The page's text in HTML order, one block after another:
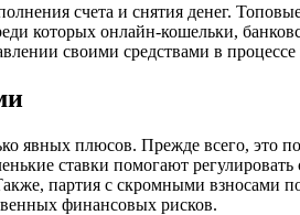
счета и снятия денег.
которых онлайн-кошельки,
своими средствами в
явных плюсов. Прежде всего, это
ставки помогают регулировать
партия с скромными взносами
финансовых рисков.